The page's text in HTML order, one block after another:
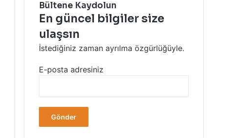
Bültene Kaydolun
En güncel bilgiler size
ulaşsın
İstediğiniz zaman ayrılma özgürlüğüyle.
E-posta adresiniz